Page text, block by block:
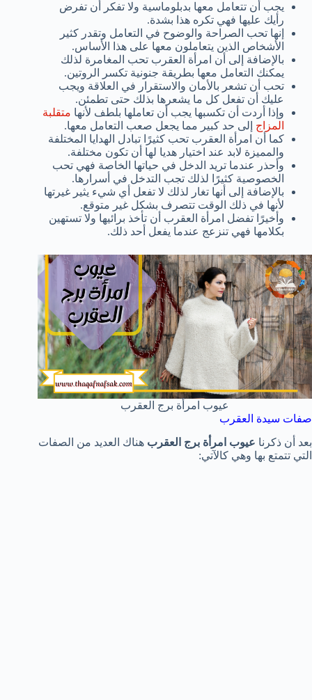
يجب أن تتعامل معها بدبلوماسية ولا تفكر أن تفرض
رأيك عليها فهي تكره هذا بشدة.
إنها تحب الصراحة والوضوح في التعامل وتقدر كثير
الأشخاص الذين يتعاملون معها على هذا الأساس.
بالإضافة إلى أن امرأة العقرب تحب المغامرة لذلك
يمكنك التعامل معها بطريقة جنونية تكسر الروتين.
تحب أن تشعر بالأمان والاستقرار في العلاقة ويجب
عليك أن تفعل كل ما يشعرها بذلك حتى تطمئن.
وإذا أردت أن تكسبها يجب أن تعاملها بلطف لأنها متقلبة
المزاج إلى حد كبير مما يجعل صعب التعامل معها.
كما أن امرأة العقرب تحب كثيرًا تبادل الهدايا المختلفة
والمميزة لابد عند اختيار هديا لها أن تكون مختلفة.
وأحذر عندما تريد الدخل في حياتها الخاصة فهي تحب
الخصوصية كثيرًا لذلك تجب التدخل في أسرارها.
بالإضافة إلى أنها تغار لذلك لا تفعل أي شيء يثير غيرتها
لأنها في ذلك الوقت تتصرف بشكل غير متوقع.
وأخيرًا تفضل امرأة العقرب أن تأخذ برائيها ولا تستهين
بكلامها فهي تنزعج عندما يفعل أحد ذلك.
عيوب امرأة برج العقرب
صفات سيدة العقرب
بعد أن ذكرنا عيوب امرأة برج العقرب هناك العديد من الصفات
التي تتمتع بها وهي كالآتي: